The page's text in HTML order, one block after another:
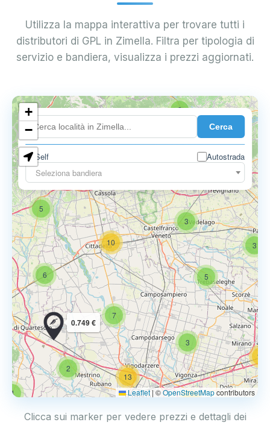
Utilizza la mappa interattiva per trovare tutti i
distributori di GPL in Zimella. Filtra per tipologia di
servizio e bandiera, visualizza i prezzi aggiornati.
Cerca
Self
Autostrada
Seleziona bandiera
3
14
3
2
5
6
4
2
5
3
6
10
7
13
0.749 €
+
−
Leaflet | ©OpenStreetMapcontributors
Clicca sui marker per vedere prezzi e dettagli dei